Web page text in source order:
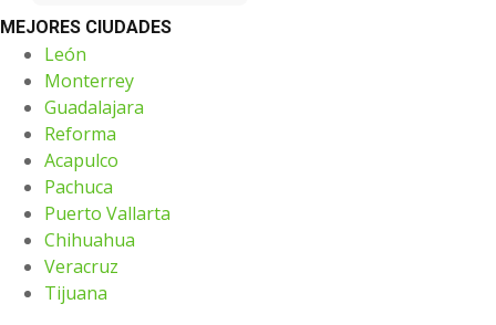
MEJORES CIUDADES
León
Monterrey
Guadalajara
Reforma
Acapulco
Pachuca
Puerto Vallarta
Chihuahua
Veracruz
Tijuana